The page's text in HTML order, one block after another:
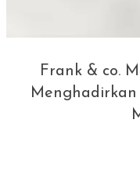
Frank & co.